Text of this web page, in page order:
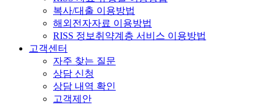
복사/대출 이용방법
해외전자자료 이용방법
RISS 정보취약계층 서비스 이용방법
고객센터
자주 찾는 질문
상담 신청
상담 내역 확인
고객제안